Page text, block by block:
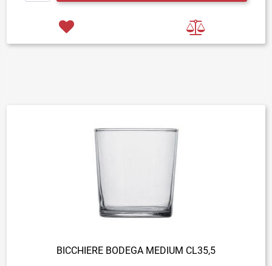
BICCHIERE BODEGA MEDIUM CL35,5